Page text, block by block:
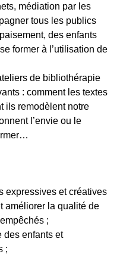
médiation par les
tous les publics
des enfants
former à l’utilisation de
de bibliothérapie
: comment les textes
ils remodèlent notre
l’envie ou le
expressives et créatives
améliorer la qualité de
;
des enfants et
;